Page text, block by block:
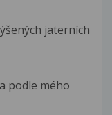
jaterních
podle mého